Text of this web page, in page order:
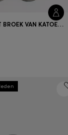
TAPERED-FIT BROEK VAN KATOENEN TWILL MET STRETCH